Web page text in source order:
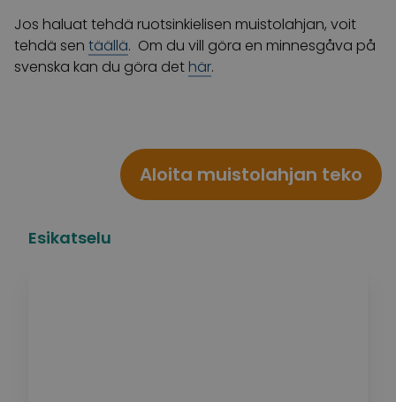
Jos haluat tehdä ruotsinkielisen muistolahjan, voit
tehdä sen täällä. Om du vill göra en minnesgåva på
svenska kan du göra det här.
Aloita muistolahjan teko
Esikatselu